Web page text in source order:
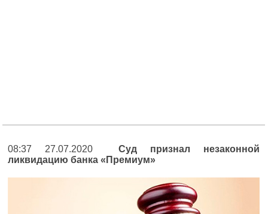
08:37 27.07.2020Суд признал незаконной
ликвидацию банка «Премиум»